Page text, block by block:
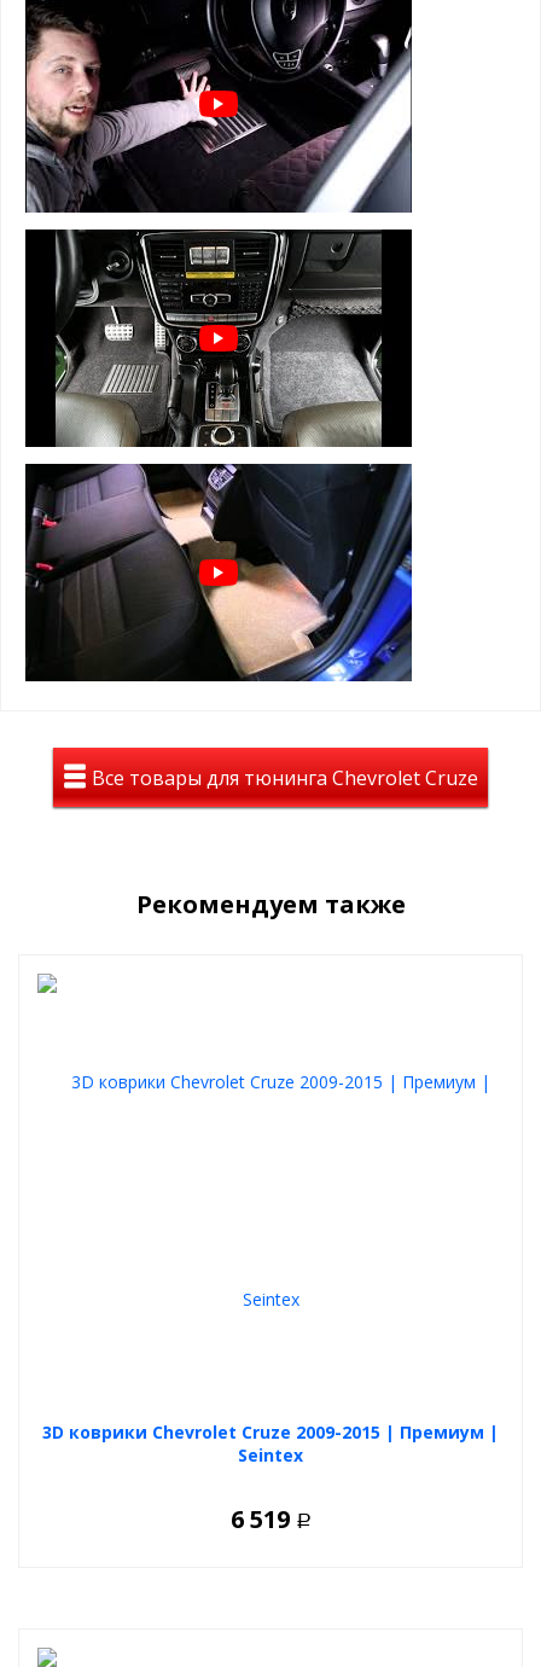
⊕ используются круглый год - забудьте про
лужи под ногами зимой
⊕ имеют нестираемый подпятник из
нержавейки с антискользящими вставками
⊕ легко чистятся и просты в уходе
3D коврики Euromat серии LUX состоят из
5 слоев:
1 слой - супер прочная и мягкая велюровая
ткань
2 слой - вспененная, пористая резина для
устранения влаги, тепло и звукоизоляции
3 слой - водонепроницаемый полиуретан
4 слой - армированная металлическая сетка,
которая держит форму
5 слой - антискользящий для надежной
фиксации
+ нестираемый подпятник из
нержавейки с антискользящими
вставками
Все товары для тюнинга Chevrolet Cruze
Рекомендуем также
3D коврики Chevrolet Cruze 2009-2015 | Премиум |
Seintex
6 519 Р